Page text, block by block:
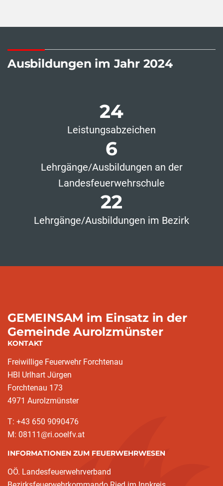
Ausbildungen im Jahr 2024
24
Leistungsabzeichen
6
Lehrgänge/Ausbildungen an der
Landesfeuerwehrschule
22
Lehrgänge/Ausbildungen im Bezirk
GEMEINSAM im Einsatz in der
Gemeinde Aurolzmünster
KONTAKT
Freiwillige Feuerwehr Forchtenau
HBI Urlhart Jürgen
Forchtenau 173
4971 Aurolzmünster
T: +43 650 9090476
M: 08111@ri.ooelfv.at
INFORMATIONEN ZUM FEUERWEHRWESEN
OÖ. Landesfeuerwehrverband